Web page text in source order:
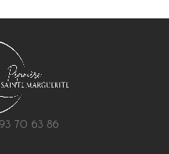
70 63 86